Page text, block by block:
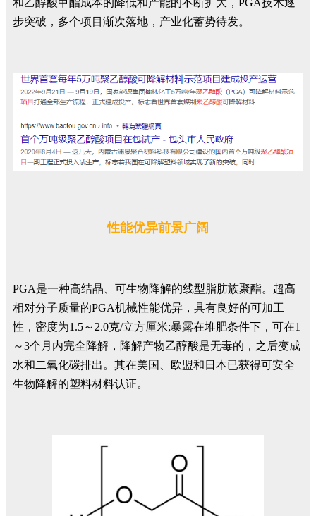
和乙醇酸甲酯成本的降低和产能的不断扩大，PGA技术逐
步突破，多个项目渐次落地，产业化蓄势待发。
性能优异前景广阔
PGA是一种高结晶、可生物降解的线型脂肪族聚酯。超高
相对分子质量的PGA机械性能优异，具有良好的可加工
性，密度为1.5～2.0克/立方厘米;暴露在堆肥条件下，可在1
～3个月内完全降解，降解产物乙醇酸是无毒的，之后变成
水和二氧化碳排出。其在美国、欧盟和日本已获得可安全
生物降解的塑料材料认证。